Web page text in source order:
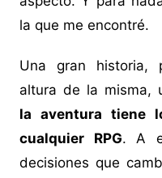
la que me encontré.
Una gran historia,
altura de la misma,
la aventura tiene
cualquier RPG. A
decisiones que